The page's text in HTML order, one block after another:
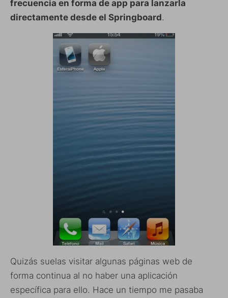
frecuencia en forma de app para lanzarla
directamente desde el Springboard.
Quizás suelas visitar algunas páginas web de
forma continua al no haber una aplicación
específica para ello. Hace un tiempo me pasaba